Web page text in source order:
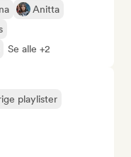
Anitta
Se alle +2
playlister